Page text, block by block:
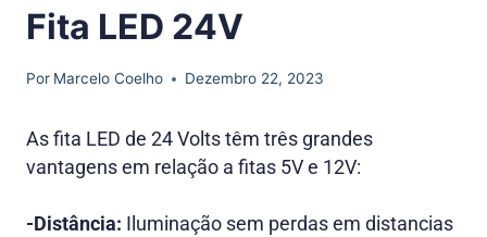
Fita LED 24V
Por Marcelo Coelho Dezembro 22, 2023
As fita LED de 24 Volts têm três grandes
vantagens em relação a fitas 5V e 12V:
-Distância: Iluminação sem perdas em distancias